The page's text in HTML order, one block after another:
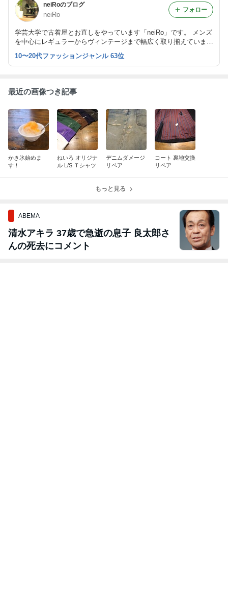
neiRoのブログ
neiRo
学芸大学で古着屋とお直しをやっています「neiRo」です。 メンズ
を中心にレギュラーからヴィンテージまで幅広く取り揃えていま
ろしくお願いします。
フォロー
10〜20代ファッションジャンル 63位
最近の画像つき記事
かき氷始めま
す！
ねいろ オリジナ
ル L/S Ｔシャツ
デニムダメージ
リペア
コート 裏地交換
リペア
もっと見る
ABEMA
清水アキラ 37歳で急逝の息子 良太郎さ
んの死去にコメント